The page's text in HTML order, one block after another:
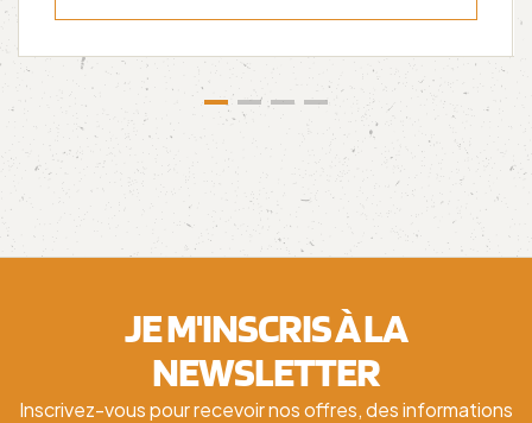
JE M'INSCRIS À LA
NEWSLETTER
Inscrivez-vous pour recevoir nos offres, des informations